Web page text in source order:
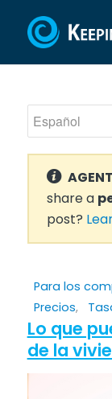
share a
post?
Para los
Precios,
Lo que
de la